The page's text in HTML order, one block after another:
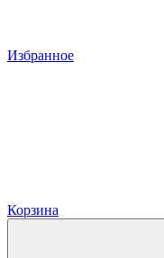
Избранное
Корзина